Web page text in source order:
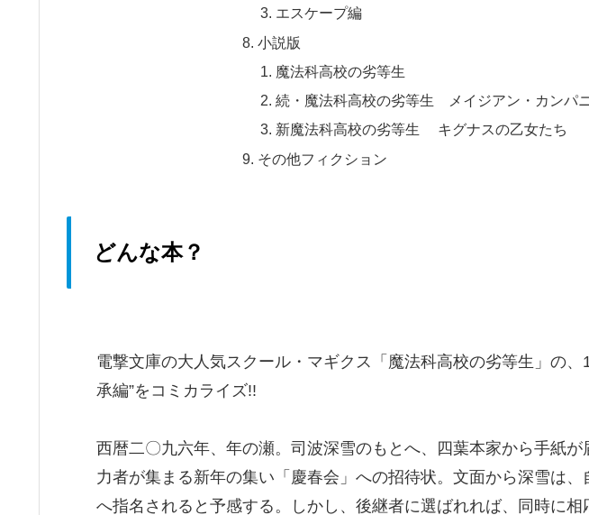
エスケープ編
小説版
魔法科高校の劣等生
続・魔法科高校の劣等生 メイジアン・カンパ
新魔法科高校の劣等生 キグナスの乙女たち
その他フィクション
どんな本？
電撃文庫の大人気スクール・マギクス「魔法科高校の劣等生」の、
承編”をコミカライズ!!
西暦二〇九六年、年の瀬。司波深雪のもとへ、四葉本家から手紙
力者が集まる新年の集い「慶春会」への招待状。文面から深雪は、
へ指名されると予感する。しかし、後継者に選ばれれば、同時に相